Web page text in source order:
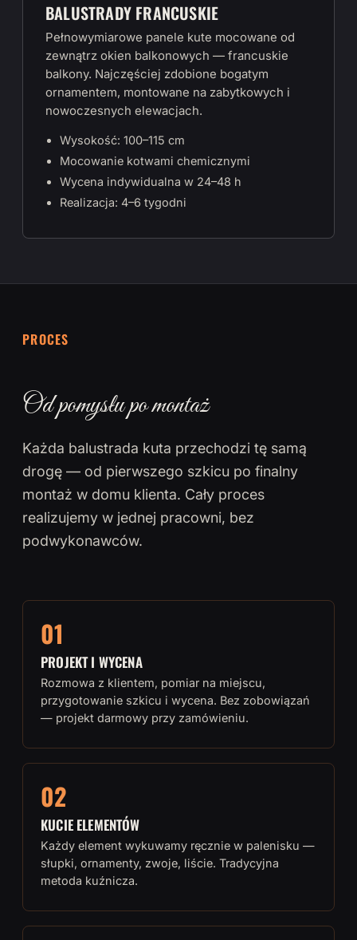
BALUSTRADY FRANCUSKIE
Pełnowymiarowe panele kute mocowane od
zewnątrz okien balkonowych — francuskie
balkony. Najczęściej zdobione bogatym
ornamentem, montowane na zabytkowych i
nowoczesnych elewacjach.
Wysokość: 100–115 cm
Mocowanie kotwami chemicznymi
Wycena indywidualna w 24–48 h
Realizacja: 4–6 tygodni
PROCES
Od pomysłu po montaż
Każda balustrada kuta przechodzi tę samą
drogę — od pierwszego szkicu po finalny
montaż w domu klienta. Cały proces
realizujemy w jednej pracowni, bez
podwykonawców.
01
PROJEKT I WYCENA
Rozmowa z klientem, pomiar na miejscu,
przygotowanie szkicu i wycena. Bez zobowiązań
— projekt darmowy przy zamówieniu.
02
KUCIE ELEMENTÓW
Każdy element wykuwamy ręcznie w palenisku —
słupki, ornamenty, zwoje, liście. Tradycyjna
metoda kuźnicza.